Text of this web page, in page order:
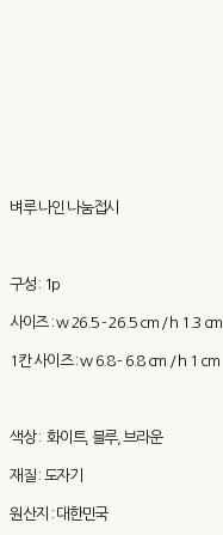
벼루 나인 나눔접시
구성 : 1p
사이즈 : w 26.5 - 26.5 cm / h 1.3 cm
1칸 사이즈 : w 6.8 - 6.8 cm / h 1 cm
색상 : 화이트, 블루, 브라운
재질 : 도자기
원산지 : 대한민국